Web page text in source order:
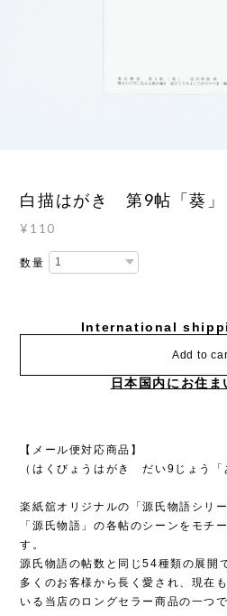
白描はがき 第9帖「葵」
¥110
数量
International
Add to
日本国内にお住ま
【メール便対応商品】
（はくびょうはがき だい9じょう「
楽紙舘オリジナルの「源氏物語シリー
「源氏物語」の各帖のシーンをモチ
す。
源氏物語の帖数と同じ54種類の展開
多くのお客様から長く愛され、現在
いる当店のロングセラー商品の一つで